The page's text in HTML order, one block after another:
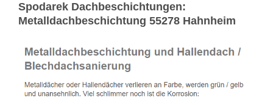
Spodarek Dachbeschichtungen:
Metalldachbeschichtung 55278 Hahnheim